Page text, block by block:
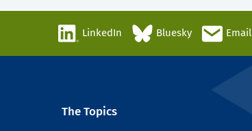
LinkedIn Bluesky Email
The Topics